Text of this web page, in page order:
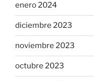
enero 2024
diciembre 2023
noviembre 2023
octubre 2023